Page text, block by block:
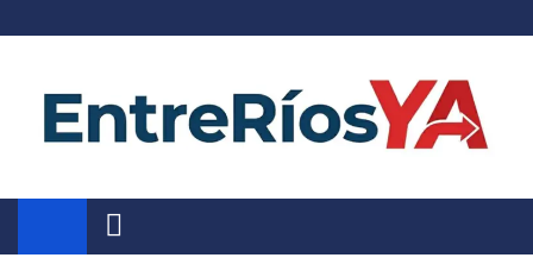
Noticias de Entre Ríos
Información de toda la provincia ahora